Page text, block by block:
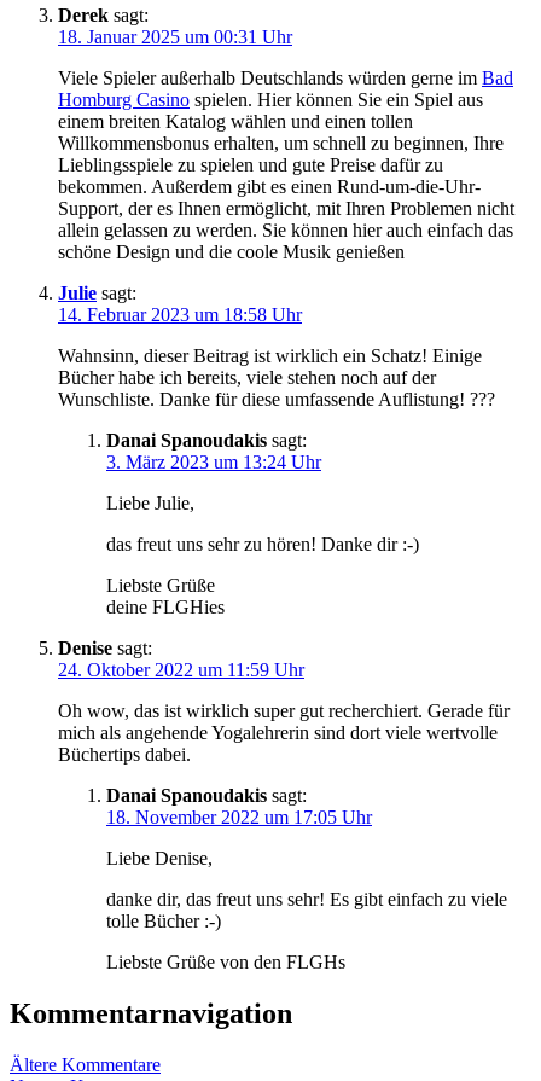
Derek sagt:
18. Januar 2025 um 00:31 Uhr
Viele Spieler außerhalb Deutschlands würden gerne im Bad
Homburg Casino spielen. Hier können Sie ein Spiel aus
einem breiten Katalog wählen und einen tollen
Willkommensbonus erhalten, um schnell zu beginnen, Ihre
Lieblingsspiele zu spielen und gute Preise dafür zu
bekommen. Außerdem gibt es einen Rund-um-die-Uhr-
Support, der es Ihnen ermöglicht, mit Ihren Problemen nicht
allein gelassen zu werden. Sie können hier auch einfach das
schöne Design und die coole Musik genießen
Julie sagt:
14. Februar 2023 um 18:58 Uhr
Wahnsinn, dieser Beitrag ist wirklich ein Schatz! Einige
Bücher habe ich bereits, viele stehen noch auf der
Wunschliste. Danke für diese umfassende Auflistung! ???
Danai Spanoudakis sagt:
3. März 2023 um 13:24 Uhr
Liebe Julie,
das freut uns sehr zu hören! Danke dir :-)
Liebste Grüße
deine FLGHies
Denise sagt:
24. Oktober 2022 um 11:59 Uhr
Oh wow, das ist wirklich super gut recherchiert. Gerade für
mich als angehende Yogalehrerin sind dort viele wertvolle
Büchertips dabei.
Danai Spanoudakis sagt:
18. November 2022 um 17:05 Uhr
Liebe Denise,
danke dir, das freut uns sehr! Es gibt einfach zu viele
tolle Bücher :-)
Liebste Grüße von den FLGHs
Kommentarnavigation
Ältere Kommentare